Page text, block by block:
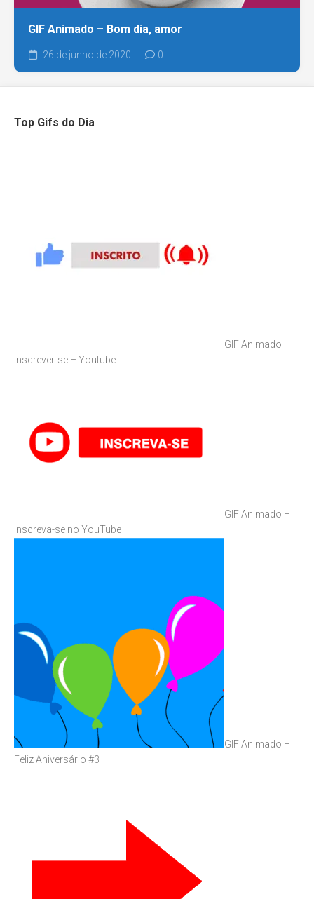
GIF Animado – Bom dia, amor
26 de junho de 2020 0
Top Gifs do Dia
GIF Animado –
Inscrever-se – Youtube…
GIF Animado –
Inscreva-se no YouTube
GIF Animado –
Feliz Aniversário #3